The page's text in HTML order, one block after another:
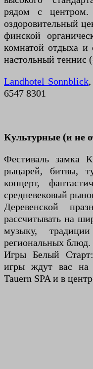
рядом с центром.
оздоровительный
финской
комнатой отдыха и
настольный теннис
Landhotel Sonnblick
6547 8301
Культурные (и не
Фестиваль замка
рыцарей, битвы,
концерт,
средневековый
Деревенской
рассчитывать на
музыку,
региональных блюд.
Игры Белый
игры ждут вас на
Tauern SPA и в